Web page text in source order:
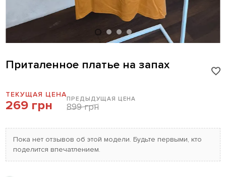
Приталенное платье на запах
ТЕКУЩАЯ ЦЕНА
269 грн ПРЕДЫДУЩАЯ ЦЕНА
899 грн
Пока нет отзывов об этой модели. Будьте первыми, кто
поделится впечатлением.